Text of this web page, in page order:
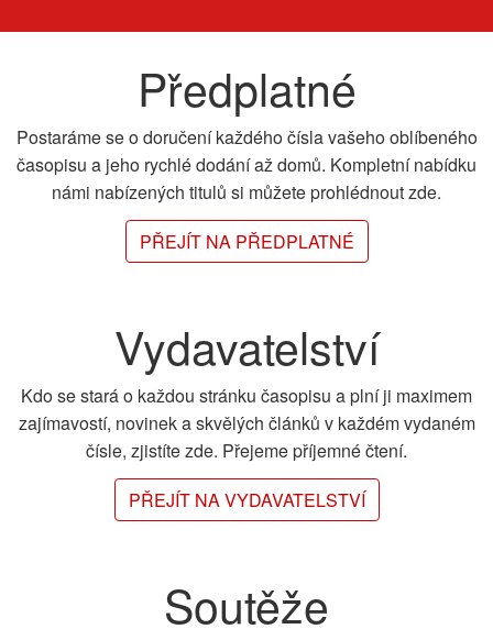
Předplatné
Postaráme se o doručení každého čísla vašeho oblíbeného
časopisu a jeho rychlé dodání až domů. Kompletní nabídku
námi nabízených titulů si můžete prohlédnout zde.
PŘEJÍT NA PŘEDPLATNÉ
Vydavatelství
Kdo se stará o každou stránku časopisu a plní ji maximem
zajímavostí, novinek a skvělých článků v každém vydaném
čísle, zjistíte zde. Přejeme příjemné čtení.
PŘEJÍT NA VYDAVATELSTVÍ
Soutěže